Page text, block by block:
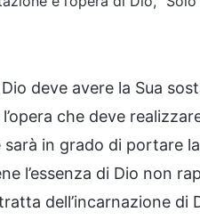
deve avere la Sua
che deve
in grado di portare
l’essenza di Dio non
dell’incarnazione di